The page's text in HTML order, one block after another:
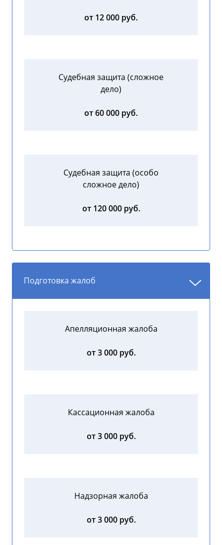
от 12 000 руб.
Судебная защита (сложное
дело)
от 60 000 руб.
Судебная защита (особо
сложное дело)
от 120 000 руб.
Подготовка жалоб
Апелляционная жалоба
от 3 000 руб.
Кассационная жалоба
от 3 000 руб.
Надзорная жалоба
от 3 000 руб.